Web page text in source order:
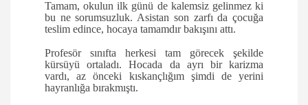
Tamam, okulun ilk günü de kalemsiz gelinmez ki
bu ne sorumsuzluk. Asistan son zarfı da çocuğa
teslim edince, hocaya tamamdır bakışını attı.
Profesör sınıfta herkesi tam görecek şekilde
kürsüyü ortaladı. Hocada da ayrı bir karizma
vardı, az önceki kıskançlığım şimdi de yerini
hayranlığa bırakmıştı.